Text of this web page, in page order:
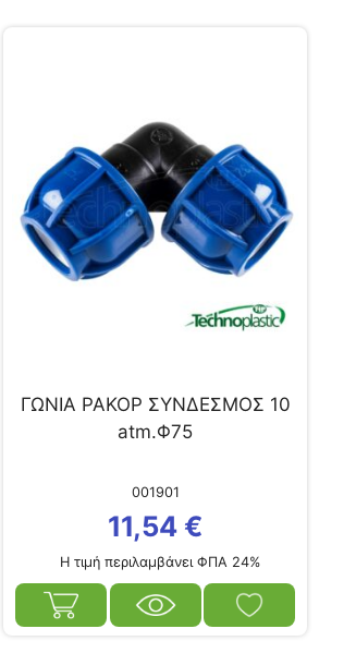
ΓΩΝΙΑ ΡΑΚΟΡ ΣΥΝΔΕΣΜΟΣ 10
atm.Φ75
001901
11,54 €
Η τιμή περιλαμβάνει ΦΠΑ 24%